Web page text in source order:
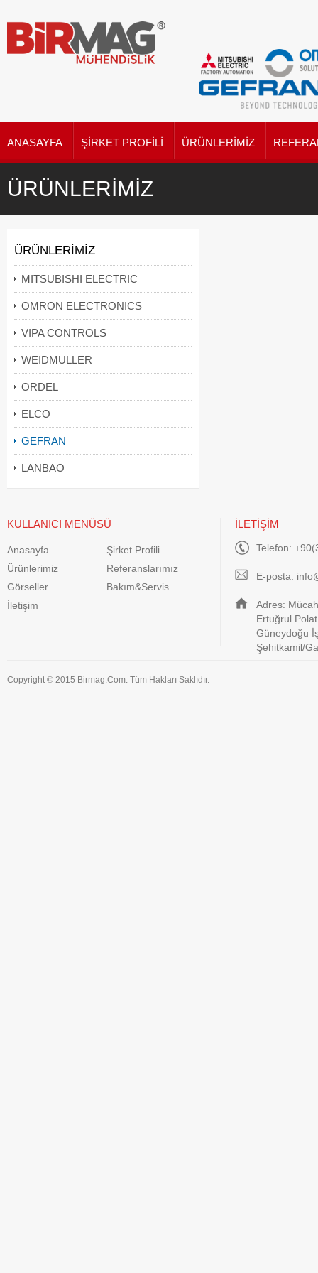
ANASAYFA ŞIRKET PROFILI ÜRÜNLERIMIZ
ÜRÜNLERIMIZ
ÜRÜNLERIMIZ
MITSUBISHI ELECTRIC
OMRON ELECTRONICS
VIPA CONTROLS
WEIDMULLER
ORDEL
ELCO
GEFRAN
LANBAO
KULLANICI MENÜSÜ
Anasayfa
Şirket Profili
Ürünlerimiz
Referanslarımız
Görseller
Bakım&Servis
İletişim
İLETİŞİM
Telefon:
E-posta:
Adres:
Ertuğrul
Güneydoğu
Şehitkamil/
Copyright © 2015 Birmag.Com. Tüm Hakları Saklıdır.